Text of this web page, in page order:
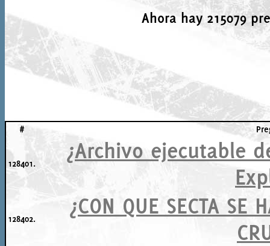
Ahora hay 215079
#
128401.
¿Archivo ejecutable
128402.
¿CON QUE SECTA SE